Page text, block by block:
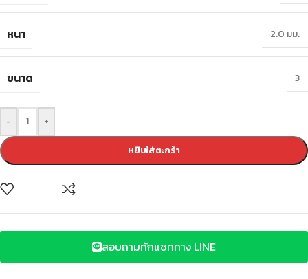
หนา 2.0 มม.
ขนาด 3
- +
หยิบใส่ตะกร้า
สอบถามทักแชททาง LINE